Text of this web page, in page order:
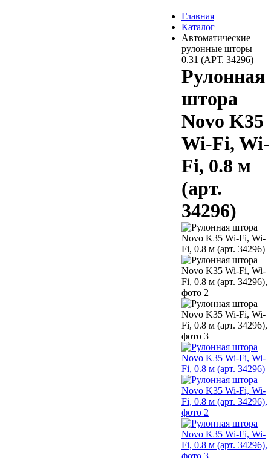
Главная
Каталог
Автоматические
рулонные шторы
0.31 (АРТ. 34296)
Рулонная
штора
Novo K35
Wi-Fi, Wi-
Fi, 0.8 м
(арт.
34296)